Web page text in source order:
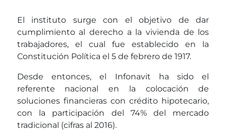
El instituto surge con el objetivo de dar
cumplimiento al derecho a la vivienda de los
trabajadores, el cual fue establecido en la
Constitución Política el 5 de febrero de 1917.
Desde entonces, el Infonavit ha sido el
referente nacional en la colocación de
soluciones financieras con crédito hipotecario,
con la participación del 74% del mercado
tradicional (cifras al 2016).